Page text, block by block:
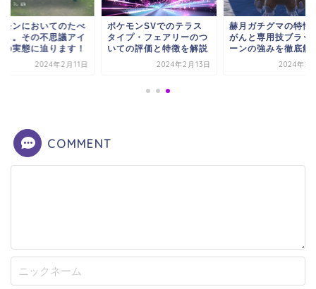
モンにおいてのたべ
し。その不思議アイ
の実態に迫ります！
2024年2月11日
ポケモンSVでのテラス
タイプ・フェアリーのつ
いての評価と特徴を解説
2024年2月13日
赫月ガチグマの特性
がんと専用技ブラッ
ーンの強みを徹底解
2024年2
COMMENT